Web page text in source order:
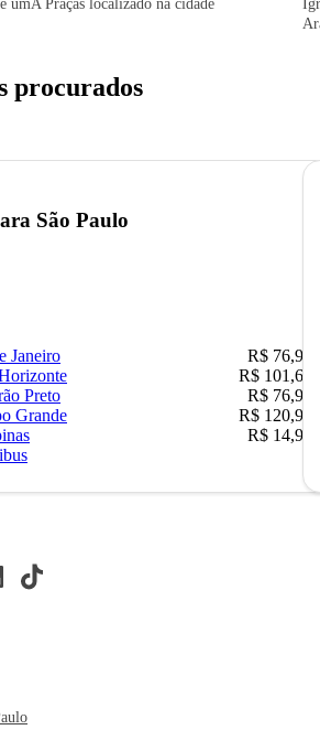
umA Praças localizado na cidade
procurados
São Paulo
Janeiro
R$ 76,90
R$ 101,67
Preto
R$ 76,90
Grande
R$ 120,90
R$ 14,90